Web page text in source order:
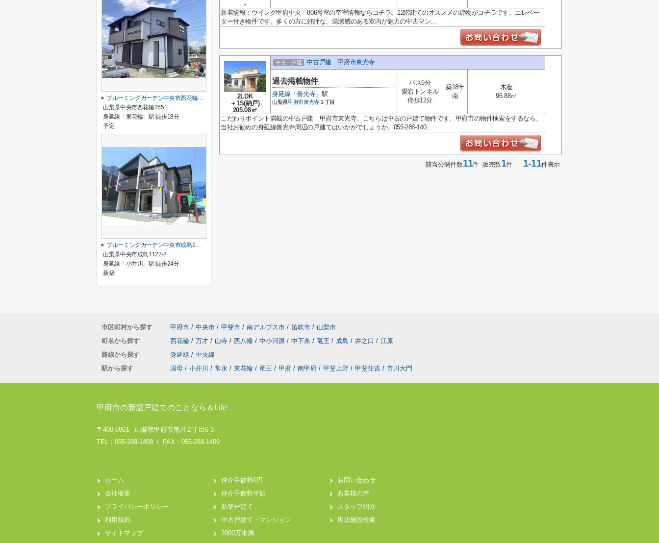
-
新着情報：ウイング甲府中央 806号室の空室情報ならコチラ。12階建てのオススメの建物がコチラです。エレベー
ター付き物件です。多くの方に好評な、清潔感のある室内が魅力の中古マン...
2LDK
＋1S(納戸)
205.08㎡
中古一戸建 中古戸建 甲府市東光寺
過去掲載物件
身延線 「善光寺」駅
山梨県甲府市東光寺３丁目
バス6分
愛宕トンネル
停歩12分
築18年
南
木造
96.88㎡
こだわりポイント満載の中古戸建 甲府市東光寺。こちらは中古の戸建て物件です。甲府市の物件検索をするなら、
当社お勧めの身延線善光寺周辺の戸建てはいかがでしょうか。055-288-140...
該当公開件数11件 販売数1件1-11件表示
ブルーミングガーデン中央市西花輪2期 1号棟
山梨県中央市西花輪2551
身延線「東花輪」駅 徒歩18分
予定
ブルーミングガーデン中央市成島2期 2号棟
山梨県中央市成島1122-2
身延線「小井川」駅 徒歩24分
新築
市区町村から探す 甲府市 / 中央市 / 甲斐市 / 南アルプス市 / 笛吹市 / 山梨市
町名から探す
西花輪 / 万才 / 山寺 / 西八幡 / 中小河原 / 中下条 / 竜王 / 成島 / 井之口 / 江原
路線から探す
身延線 / 中央線
駅から探す
国母 / 小井川 / 常永 / 東花輪 / 竜王 / 甲府 / 南甲府 / 甲斐上野 / 甲斐住吉 / 市川大門
甲府市の新築戸建てのことなら＆Life
〒400-0061 山梨県甲府市荒川２丁目6-3
TEL：055-288-1408 / FAX：055-288-1409
ホーム
会社概要
プライバシーポリシー
利用規約
サイトマップ
仲介手数料0円
仲介手数料半額
新築戸建て
中古戸建て・マンション
2000万未満
お問い合わせ
お客様の声
スタッフ紹介
周辺施設検索